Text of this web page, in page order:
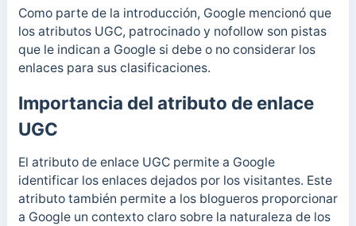
Como parte de la introducción, Google mencionó que
los atributos UGC, patrocinado y nofollow son pistas
que le indican a Google si debe o no considerar los
enlaces para sus clasificaciones.
Importancia del atributo de enlace
UGC
El atributo de enlace UGC permite a Google
identificar los enlaces dejados por los visitantes. Este
atributo también permite a los blogueros proporcionar
a Google un contexto claro sobre la naturaleza de los